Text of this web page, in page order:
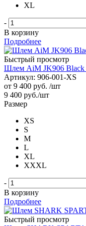
XL
-
В корзину
Подробнее
Быстрый просмотр
Шлем AiM JK906 Black
Артикул: 906-001-XS
от 9 400 руб. /шт
9 400 руб./шт
Размер
XS
S
M
L
XL
XXXL
-
В корзину
Подробнее
Быстрый просмотр